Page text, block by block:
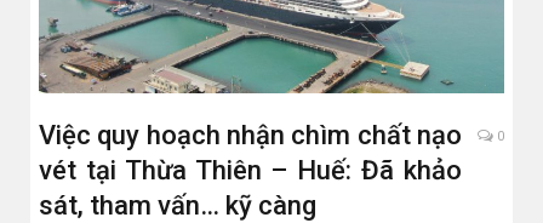
Việc quy hoạch nhận chìm chất nạo
vét tại Thừa Thiên – Huế: Đã khảo
sát, tham vấn… kỹ càng
0